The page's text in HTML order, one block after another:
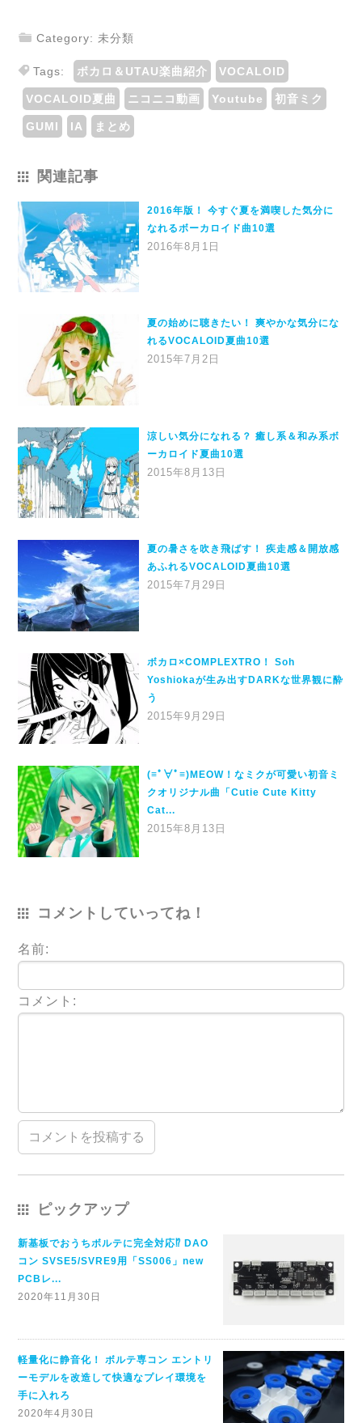
j Category: 未分類
r Tags: ボカロ＆UTAU楽曲紹介 VOCALOID
VOCALOID夏曲 ニコニコ動画 Youtube 初音ミク
GUMI IA まとめ
関連記事
2016年版！ 今すぐ夏を満喫した気分に
なれるボーカロイド曲10選
2016年8月1日
夏の始めに聴きたい！ 爽やかな気分にな
れるVOCALOID夏曲10選
2015年7月2日
涼しい気分になれる？ 癒し系＆和み系ボ
ーカロイド夏曲10選
2015年8月13日
夏の暑さを吹き飛ばす！ 疾走感＆開放感
あふれるVOCALOID夏曲10選
2015年7月29日
ボカロ×COMPLEXTRO！ Soh
Yoshiokaが生み出すDARKな世界観に酔
う
2015年9月29日
(≡ﾟ∀ﾟ≡)MEOW！なミクが可愛い初音ミ
クオリジナル曲「Cutie Cute Kitty
Cat...
2015年8月13日
コメントしていってね！
名前:
コメント:
ピックアップ
新基板でおうちボルテに完全対応⁉ DAO
コン SVSE5/SVRE9用「SS006」new
PCBレ...
2020年11月30日
軽量化に静音化！ ボルテ専コン エントリ
ーモデルを改造して快適なプレイ環境を
手に入れろ
2020年4月30日